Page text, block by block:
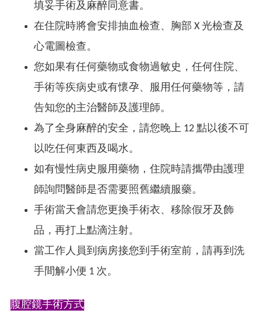
填妥手術及麻醉同意書。
在住院時將會安排抽血檢查、胸部 X 光檢查及
心電圖檢查。
您如果有任何藥物或食物過敏史，任何住院、
手術等疾病史或有懷孕、服用任何藥物等，請
告知您的主治醫師及護理師。
為了全身麻醉的安全，請您晚上 12 點以後不可
以吃任何東西及喝水。
如有慢性病史服用藥物，住院時請攜帶由護理
師詢問醫師是否需要照舊繼續服藥。
手術當天會請您更換手術衣、移除假牙及飾
品，再打上點滴注射。
當工作人員到病房接您到手術室前，請再到洗
手間解小便 1 次。
​腹腔鏡手術方式